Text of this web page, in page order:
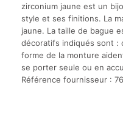
zirconium
jaune
zirconium jaune est un
style et ses finitions. La
jaune. La taille de bague
décoratifs indiqués sont :
forme de la monture
se porter seule ou en
Référence fournisseur :